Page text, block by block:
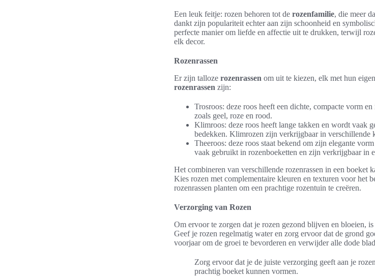
Een leuk feitje: rozen behoren tot de rozenfamilie, die meer
dankt zijn populariteit echter aan zijn schoonheid en
perfecte manier om liefde en affectie uit te drukken, terwijl
elk decor.
Rozenrassen
Er zijn talloze rozenrassen om uit te kiezen, elk met hun
rozenrassen zijn:
Trosroos: deze roos heeft een dichte, compacte vorm
zoals geel, roze en rood.
Klimroos: deze roos heeft lange takken en wordt vaak
bedekken. Klimrozen zijn verkrijgbaar in verschillende
Theeroos: deze roos staat bekend om zijn elegante
vaak gebruikt in rozenboeketten en zijn verkrijgbaar in
Het combineren van verschillende rozenrassen in een boeket
Kies rozen met complementaire kleuren en texturen voor het
rozenrassen planten om een prachtige rozentuin te creëren.
Verzorging van Rozen
Om ervoor te zorgen dat je rozen gezond blijven en bloeien,
Geef je rozen regelmatig water en zorg ervoor dat de grond
voorjaar om de groei te bevorderen en verwijder alle dode
Zorg ervoor dat je de juiste verzorging geeft aan je
prachtig boeket kunnen vormen.